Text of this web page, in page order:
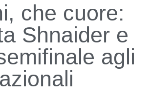
che cuore:
Shnaider e
agli